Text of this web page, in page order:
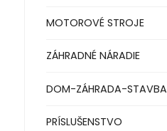
MOTOROVÉ STROJE
ZÁHRADNÉ NÁRADIE
DOM-ZÁHRADA-STAVBA
PRÍSLUŠENSTVO